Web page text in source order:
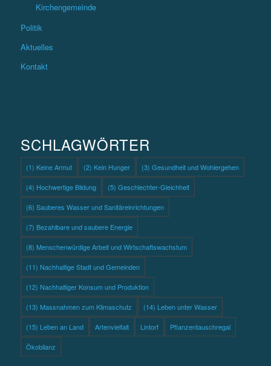
Kirchengemeinde
Politik
Aktuelles
Kontakt
SCHLAGWÖRTER
(1) Keine Armut (2) Kein Hunger (3) Gesundheit und Wohlergehen
(4) Hochwertige Bildung (5) Geschlechter-Gleichheit
(6) Sauberes Wasser und Sanitäreinrichtungen
(7) Bezahlbare und saubere Energie
(8) Menschenwürdige Arbeit und Wirtschaftswachstum
(11) Nachhaltige Stadt und Gemeinden
(12) Nachhaltiger Konsum und Produktion
(13) Massnahmen zum Klimaschutz (14) Leben unter Wasser
(15) Leben an Land Artenvielfalt Lintorf Pflanzentauschregal
Ökobilanz